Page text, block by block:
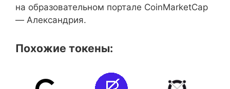
на образовательном портале CoinMarketCap
— Александрия.
Похожие токены: